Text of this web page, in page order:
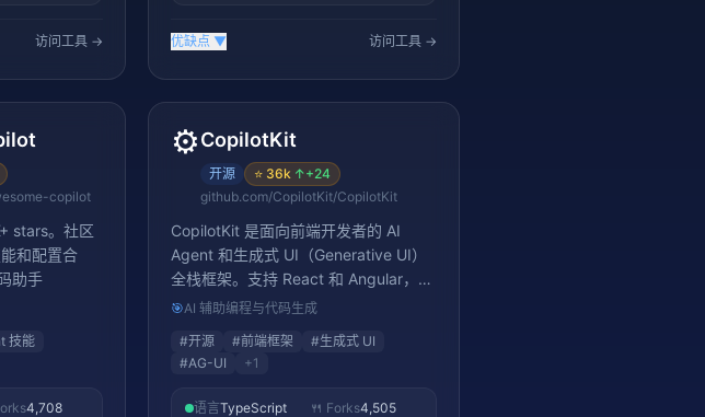
访问工具 → 优缺点 ▼ 访问工具 →
copilot
stars。社区
和配置合
助手
技能
4,708
⚙️CopilotKit
开源 ⭐ 36k ↑+24
github.com/CopilotKit/CopilotKit
CopilotKit 是面向前端开发者的 AI
Agent 和生成式 UI（Generative UI）
全栈框架。支持 React 和 Angular，提
供 AG-UI Protocol 标准，让开发者可
的前端交互。30,300+ stars，
TypeScript 实现，支持流式 UI 渲染、
Agent 状态管理、工具调用前端集成。
🎯AI 辅助编程与代码生成
#开源 #前端框架 #生成式 UI
#AG-UI +1
语言TypeScript 🍴 Forks4,505